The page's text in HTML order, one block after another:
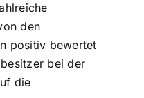
den
positiv bewertet
bei der
die